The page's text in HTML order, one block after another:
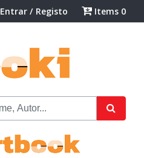
Entrar / Registo Items 0